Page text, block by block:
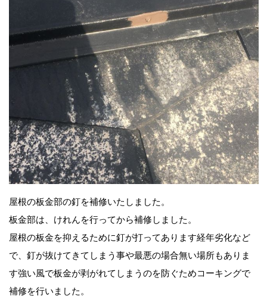
屋根の板金部の釘を補修いたしました。
板金部は、けれんを行ってから補修しました。
屋根の板金を抑えるために釘が打ってあります経年劣化など
で、釘が抜けてきてしまう事や最悪の場合無い場所もありま
す強い風で板金が剥がれてしまうのを防ぐためコーキングで
補修を行いました。